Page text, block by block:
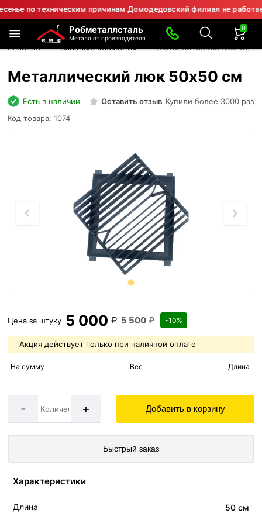
по техническим причинам Домодедовский филиал не работает.
Робметаллсталь
Металл от производителя
0
Главная Кованые элементы Металлический люк
Металлический люк 50х50 см
Есть в наличии Оставить отзыв Купили более 3000 раз
Код товара: 1074
Цена за штуку 5 000 ₽ 5 500₽ -10%
Акция действует только при наличной оплате
На сумму Вес Длина
- + Добавить в корзину
Быстрый заказ
Характеристики
Длина
50 см